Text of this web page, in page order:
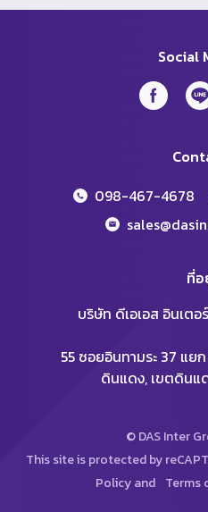
Social
098-467-4678
ที่
บริษัท ดีเอเอส อินเต
55 ซอยอินทามระ 37 แย
ดินแดง, เขตดินแ
© DAS Inter
This site is protected by
Policyand Terms